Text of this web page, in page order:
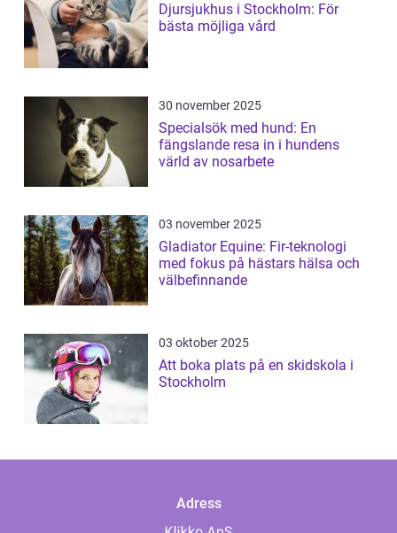
Djursjukhus i Stockholm: För
bästa möjliga vård
30 november 2025
Specialsök med hund: En
fängslande resa in i hundens
värld av nosarbete
03 november 2025
Gladiator Equine: Fir-teknologi
med fokus på hästars hälsa och
välbefinnande
03 oktober 2025
Att boka plats på en skidskola i
Stockholm
Adress